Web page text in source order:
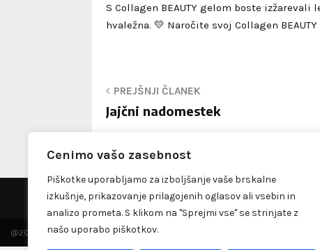
Cenimo vašo zasebnost
Piškotke uporabljamo za izboljšanje vaše brskalne
izkušnje, prikazovanje prilagojenih oglasov ali vsebin in
analizo prometa. S klikom na "Sprejmi vse" se strinjate z
našo uporabo piškotkov.
S Collagen BEAUTY gelom boste
hvaležna. 💛 Naročite svoj Collagen
PREJŠNJI ČLANEK
Jajčni nadomestek
Please fill the
@2023 - dobernasvet.si. All Right Reserved.